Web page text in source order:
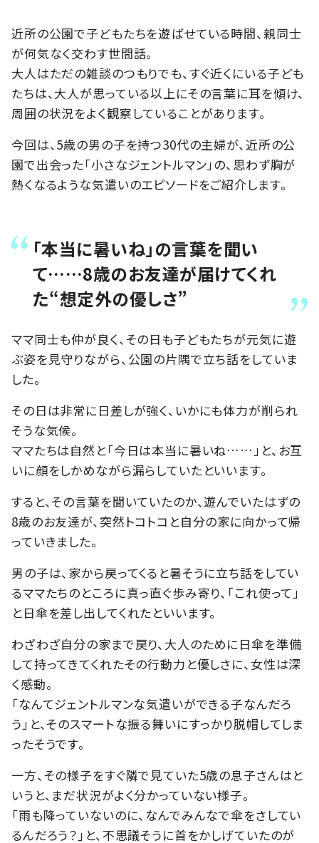
近所の公園で子どもたちを遊ばせている時間、親同士
が何気なく交わす世間話。
大人はただの雑談のつもりでも、すぐ近くにいる子ども
たちは、大人が思っている以上にその言葉に耳を傾け、
周囲の状況をよく観察していることがあります。
今回は、5歳の男の子を持つ30代の主婦が、近所の公
園で出会った「小さなジェントルマン」の、思わず胸が
熱くなるような気遣いのエピソードをご紹介します。
「本当に暑いね」の言葉を聞い
て……8歳のお友達が届けてくれ
た“想定外の優しさ”
ママ同士も仲が良く、その日も子どもたちが元気に遊
ぶ姿を見守りながら、公園の片隅で立ち話をしていま
した。
その日は非常に日差しが強く、いかにも体力が削られ
そうな気候。
ママたちは自然と「今日は本当に暑いね……」と、お互
いに顔をしかめながら漏らしていたといいます。
すると、その言葉を聞いていたのか、遊んでいたはずの
8歳のお友達が、突然トコトコと自分の家に向かって帰
っていきました。
男の子は、家から戻ってくると暑そうに立ち話をしてい
るママたちのところに真っ直ぐ歩み寄り、「これ使って」
と日傘を差し出してくれたといいます。
わざわざ自分の家まで戻り、大人のために日傘を準備
して持ってきてくれたその行動力と優しさに、女性は深
く感動。
「なんてジェントルマンな気遣いができる子なんだろ
う」と、そのスマートな振る舞いにすっかり脱帽してしま
ったそうです。
一方、その様子をすぐ隣で見ていた5歳の息子さんはと
いうと、まだ状況がよく分かっていない様子。
「雨も降っていないのに、なんでみんなで傘をさしてい
るんだろう？」と、不思議そうに首をかしげていたのが